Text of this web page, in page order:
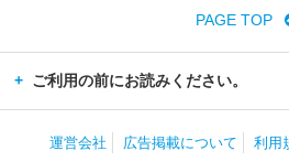
PAGE TOP
ご利用の前にお読みください。
運営会社 広告掲載について 利用